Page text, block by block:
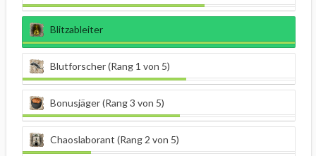
Blitzableiter
Blutforscher (Rang 1 von 5)
Bonusjäger (Rang 3 von 5)
Chaoslaborant (Rang 2 von 5)